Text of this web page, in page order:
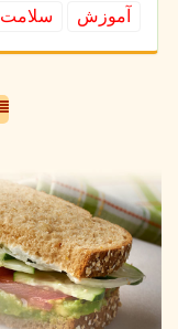
آموزش
سلامت